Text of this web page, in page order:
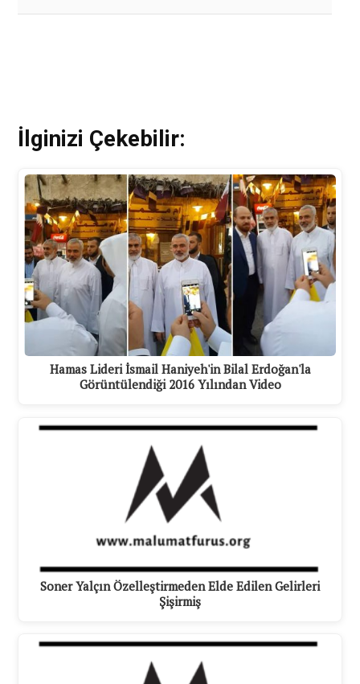
İlginizi Çekebilir:
Hamas Lideri İsmail Haniyeh'in Bilal Erdoğan'la
Görüntülendiği 2016 Yılından Video
Soner Yalçın Özelleştirmeden Elde Edilen Gelirleri
Şişirmiş